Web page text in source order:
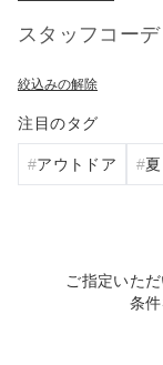
スタッフコーデ
絞込みの解除
注目のタグ
アウトドア 夏
ご指定いた
条